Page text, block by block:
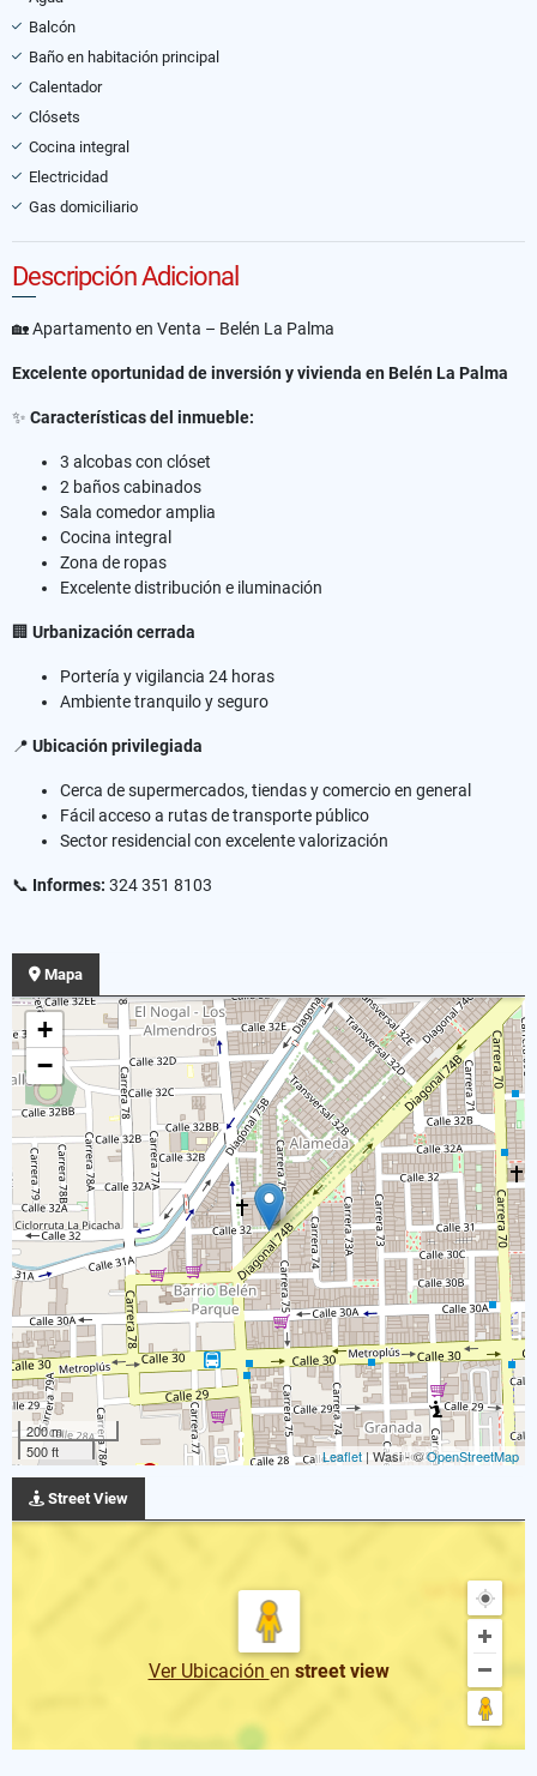
Balcón
Baño en habitación principal
Calentador
Clósets
Cocina integral
Electricidad
Gas domiciliario
Descripción Adicional
🏡 Apartamento en Venta – Belén La Palma
Excelente oportunidad de inversión y vivienda en Belén La Palma
✨ Características del inmueble:
3 alcobas con clóset
2 baños cabinados
Sala comedor amplia
Cocina integral
Zona de ropas
Excelente distribución e iluminación
🏢 Urbanización cerrada
Portería y vigilancia 24 horas
Ambiente tranquilo y seguro
📍 Ubicación privilegiada
Cerca de supermercados, tiendas y comercio en general
Fácil acceso a rutas de transporte público
Sector residencial con excelente valorización
📞 Informes: 324 351 8103
Mapa
+
−
200 m
500 ft
Leaflet | Wasi - ©OpenStreetMap
Street View
Ver Ubicación en street view